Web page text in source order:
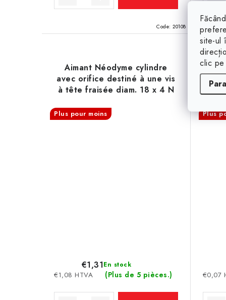
site-ul
clic pe
Code: 20108
Aimant Néodyme cylindre
avec orifice destiné à une vis
à tête fraisée diam. 18 x 4 N
Plus pour moins
En stock
(Plus de 5 pièces.)
€1,08 HTVA
€1,31
Plus
€0,07